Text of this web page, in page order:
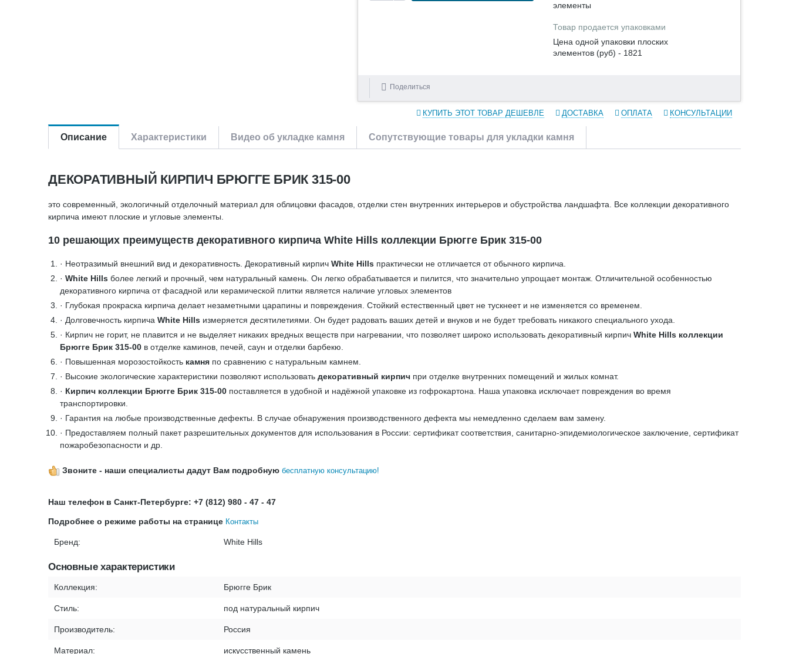
элементы
Товар продается упаковками
Цена одной упаковки плоских
элементов (руб) - 1821
Поделиться
КУПИТЬ ЭТОТ ТОВАР ДЕШЕВЛЕ ДОСТАВКА ОПЛАТА КОНСУЛЬТАЦИИ
Описание Характеристики Видео об укладке камня Сопутствующие товары для укладки камня
ДЕКОРАТИВНЫЙ КИРПИЧ БРЮГГЕ БРИК 315-00
это современный, экологичный отделочный материал для облицовки фасадов, отделки стен внутренних интерьеров и обустройства ландшафта. Все коллекции декоративного
кирпича имеют плоские и угловые элементы.
10 решающих преимуществ декоративного кирпича White Hills коллекции Брюгге Брик 315-00
· Неотразимый внешний вид и декоративность. Декоративный кирпич White Hills практически не отличается от обычного кирпича.
· White Hills более легкий и прочный, чем натуральный камень. Он легко обрабатывается и пилится, что значительно упрощает монтаж. Отличительной особенностью
декоративного кирпича от фасадной или керамической плитки является наличие угловых элементов
· Глубокая прокраска кирпича делает незаметными царапины и повреждения. Стойкий естественный цвет не тускнеет и не изменяется со временем.
· Долговечность кирпича White Hills измеряется десятилетиями. Он будет радовать ваших детей и внуков и не будет требовать никакого специального ухода.
· Кирпич не горит, не плавится и не выделяет никаких вредных веществ при нагревании, что позволяет широко использовать декоративный кирпич White Hills коллекции
Брюгге Брик 315-00 в отделке каминов, печей, саун и отделки барбекю.
· Повышенная морозостойкость камня по сравнению с натуральным камнем.
· Высокие экологические характеристики позволяют использовать декоративный кирпич при отделке внутренних помещений и жилых комнат.
· Кирпич коллекции Брюгге Брик 315-00 поставляется в удобной и надёжной упаковке из гофрокартона. Наша упаковка исключает повреждения во время
транспортировки.
· Гарантия на любые производственные дефекты. В случае обнаружения производственного дефекта мы немедленно сделаем вам замену.
· Предоставляем полный пакет разрешительных документов для использования в России: сертификат соответствия, санитарно-эпидемиологическое заключение, сертификат
пожаробезопасности и др.
Звоните - наши специалисты дадут Вам подробную бесплатную консультацию!
Наш телефон в Санкт-Петербурге: +7 (812) 980 - 47 - 47
Подробнее о режиме работы на странице Контакты
Бренд: White Hills
Основные характеристики
Коллекция: Брюгге Брик
Стиль: под натуральный кирпич
Производитель: Россия
Материал: искусственный камень